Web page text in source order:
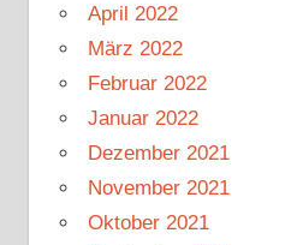
April 2022
März 2022
Februar 2022
Januar 2022
Dezember 2021
November 2021
Oktober 2021